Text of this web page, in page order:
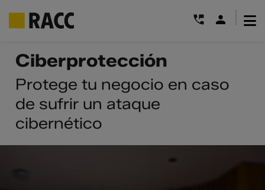
contenido
Ciberprotección
Protege tu negocio en caso
de sufrir un ataque
cibernético